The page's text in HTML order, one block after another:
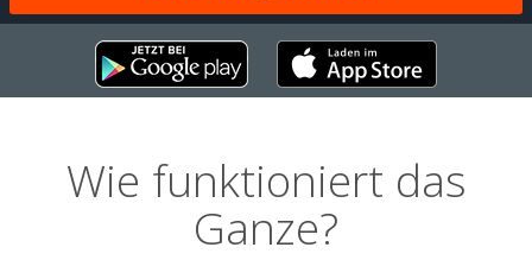
Wie funktioniert das
Ganze?